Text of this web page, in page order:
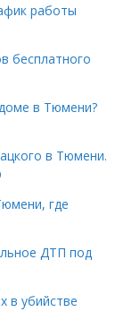
работы
бесплатного
в Тюмени?
в Тюмени.
где
ДТП под
в убийстве